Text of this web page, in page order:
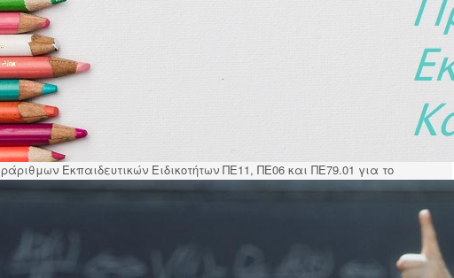
έτος 2018-2019, ως εξής:
υπεράριθμων εκπαιδευτικών ειδικοτήτων για το διδατικό έτος
Επικοινωνία
Εκπαιδευτικών Ειδικοτήτων ΠΕ11, ΠΕ06 και ΠΕ79.01 για το